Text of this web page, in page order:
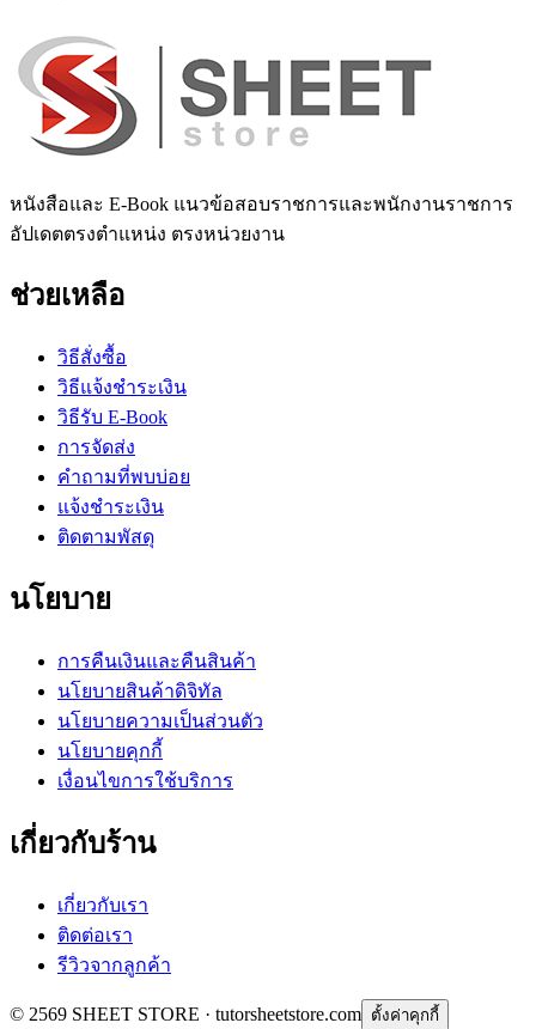
หนังสือและ E-Book แนวข้อสอบราชการและพนักงานราชการ
อัปเดตตรงตำแหน่ง ตรงหน่วยงาน
ช่วยเหลือ
วิธีสั่งซื้อ
วิธีแจ้งชำระเงิน
วิธีรับ E-Book
การจัดส่ง
คำถามที่พบบ่อย
แจ้งชำระเงิน
ติดตามพัสดุ
นโยบาย
การคืนเงินและคืนสินค้า
นโยบายสินค้าดิจิทัล
นโยบายความเป็นส่วนตัว
นโยบายคุกกี้
เงื่อนไขการใช้บริการ
เกี่ยวกับร้าน
เกี่ยวกับเรา
ติดต่อเรา
รีวิวจากลูกค้า
© 2569 SHEET STORE · tutorsheetstore.com ตั้งค่าคุกกี้